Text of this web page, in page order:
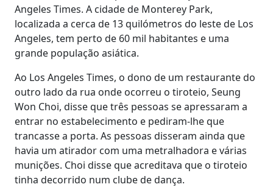
Angeles Times. A cidade de Monterey Park,
localizada a cerca de 13 quilómetros do leste de Los
Angeles, tem perto de 60 mil habitantes e uma
grande população asiática.
Ao Los Angeles Times, o dono de um restaurante do
outro lado da rua onde ocorreu o tiroteio, Seung
Won Choi, disse que três pessoas se apressaram a
entrar no estabelecimento e pediram-lhe que
trancasse a porta. As pessoas disseram ainda que
havia um atirador com uma metralhadora e várias
munições. Choi disse que acreditava que o tiroteio
tinha decorrido num clube de dança.